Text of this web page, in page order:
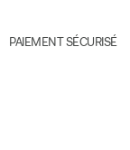
PAIEMENT SÉCURISÉ